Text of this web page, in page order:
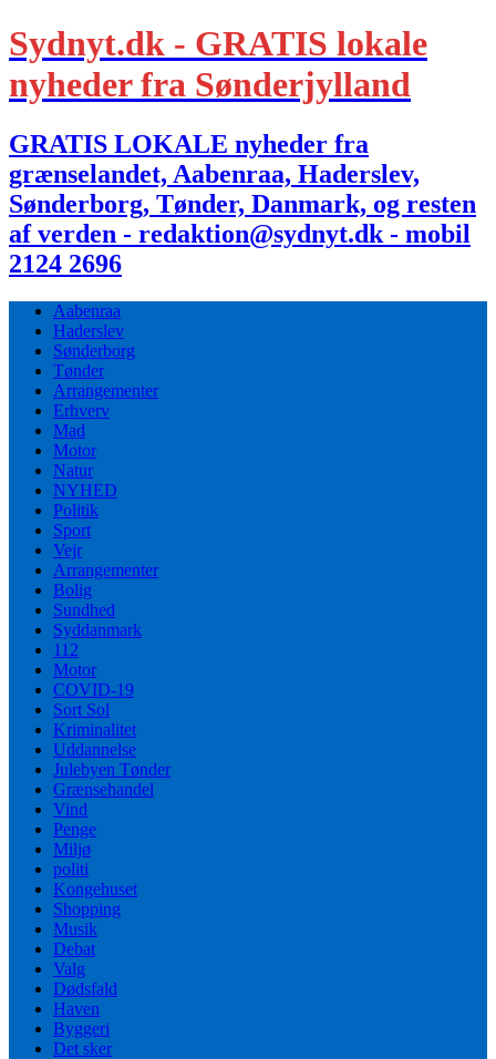
Sydnyt.dk - GRATIS lokale
nyheder fra Sønderjylland
GRATIS LOKALE nyheder fra
grænselandet, Aabenraa, Haderslev,
Sønderborg, Tønder, Danmark, og resten
af verden - redaktion@sydnyt.dk - mobil
2124 2696
Aabenraa
Haderslev
Sønderborg
Tønder
Arrangementer
Erhverv
Mad
Motor
Natur
NYHED
Politik
Sport
Vejr
Arrangementer
Bolig
Sundhed
Syddanmark
112
Motor
COVID-19
Sort Sol
Kriminalitet
Uddannelse
Julebyen Tønder
Grænsehandel
Vind
Penge
Miljø
politi
Kongehuset
Shopping
Musik
Debat
Valg
Dødsfald
Haven
Byggeri
Det sker